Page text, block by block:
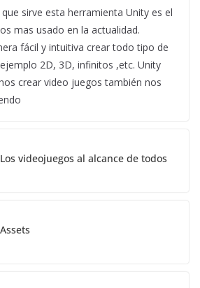
sirve esta herramienta Unity es el
mas usado en la actualidad.
fácil y intuitiva crear todo tipo de
2D, 3D, infinitos ,etc. Unity
crear video juegos también nos
Los videojuegos al alcance de todos
Assets